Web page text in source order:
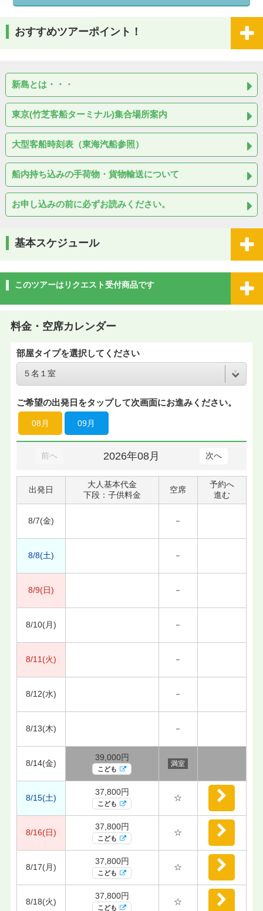
おすすめツアーポイント！
新島とは・・・
東京(竹芝客船ターミナル)集合場所案内
大型客船時刻表（東海汽船参照）
船内持ち込みの手荷物・貨物輸送について
お申し込みの前に必ずお読みください。
基本スケジュール
このツアーはリクエスト受付商品です
料金・空席カレンダー
部屋タイプを選択してください
ご希望の出発日をタップして次画面にお進みください。
08月 09月
前へ 2026年08月 次へ
出発日
大人基本代金
下段：子供料金
空席
予約へ
進む
8/7(金) －
8/8(土) －
8/9(日) －
8/10(月) －
8/11(火) －
8/12(水) －
8/13(木) －
8/14(金)
39,000円
こども
満室
8/15(土)
37,800円
こども
☆
8/16(日)
37,800円
こども
☆
8/17(月)
37,800円
こども
☆
8/18(火)
37,800円
こども
☆